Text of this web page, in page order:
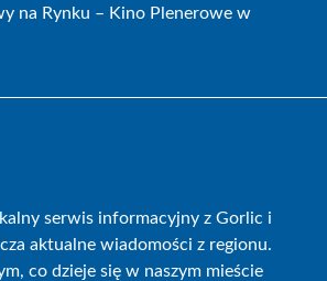
na Rynku – Kino Plenerowe w
serwis informacyjny z Gorlic i
aktualne wiadomości z regionu.
co dzieje się w naszym mieście